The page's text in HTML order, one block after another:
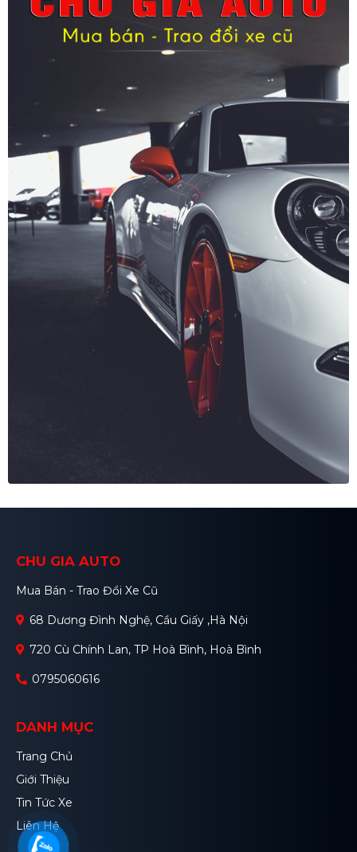
CHU GIA AUTO
Mua Bán - Trao Đổi Xe Cũ
68 Dương Đình Nghệ, Cầu Giấy ,Hà Nội
720 Cù Chính Lan, TP Hoà Bình, Hoà Bình
0795060616
DANH MỤC
Trang Chủ
Giới Thiệu
Tin Tức Xe
Liên Hệ